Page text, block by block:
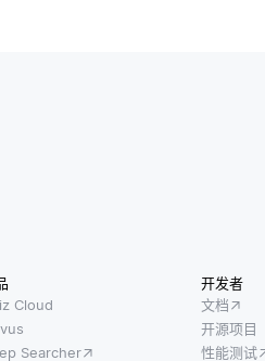
Cloud
Searcher
开发者
文档
开源项目
性能测试